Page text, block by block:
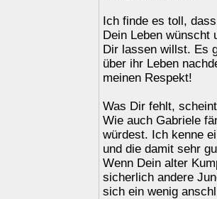
Ich finde es toll,
Dein Leben wünscht
Dir lassen willst. Es
über ihr Leben
meinen Respekt!
Was Dir fehlt,
Wie auch Gabriele
würdest. Ich kenne
und die damit sehr
Wenn Dein alter
sicherlich andere
sich ein wenig